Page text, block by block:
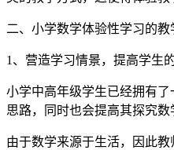
二、小学数学体验性学习的教
1、营造学习情景，提高学生
小学中高年级学生已经拥有
思路，同时也会提高其探究数
由于数学来源于生活，因此